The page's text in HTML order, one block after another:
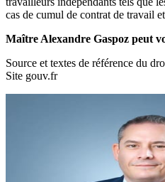
cas de cumul de contrat de travail
Maître Alexandre Gaspoz peut
Source et textes de référence du
Site gouv.fr